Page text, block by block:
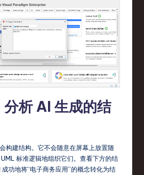
析 AI 生成的结
构建结构。它不会随意在屏幕上放置随
标准逻辑地组织它们。查看下方的结
功地将“电子商务应用”的概念转化为结